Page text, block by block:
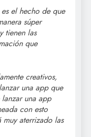
el hecho de que
súper
tienen las
que
creativos,
una app que
una app
con esto
muy aterrizado las